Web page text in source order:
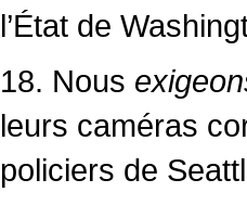
l’État de
18. Nous
leurs caméras
policiers de